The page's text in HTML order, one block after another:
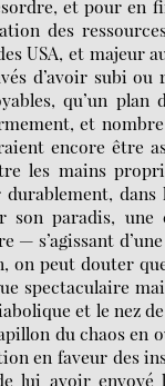
et pour en
des
USA, et majeur
d’avoir subi ou
qu’un plan
et
encore être
les mains
dans
son paradis, une
— s’agissant
on peut douter
spectaculaire
et le nez
du chaos en
en faveur des
lui avoir envoyé